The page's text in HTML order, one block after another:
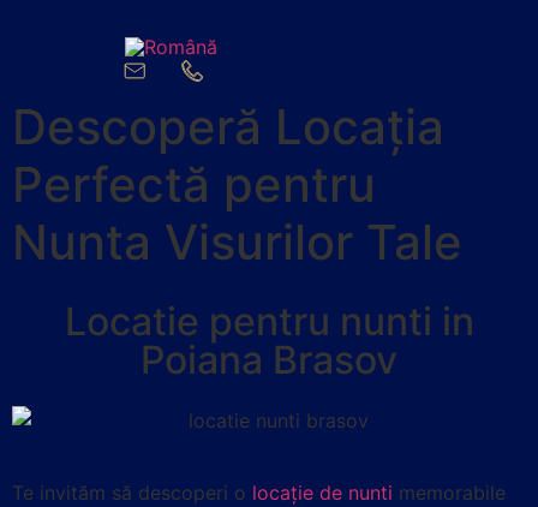
Descoperă Locația
Perfectă pentru
Nunta Visurilor Tale
Locatie pentru nunti in
Poiana Brasov
Te invităm să descoperi o locație de nunti memorabile